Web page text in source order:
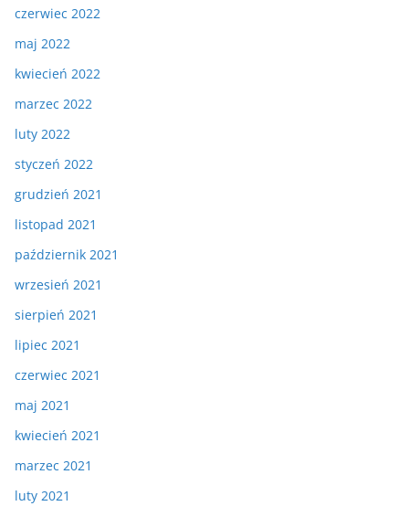
czerwiec 2022
maj 2022
kwiecień 2022
marzec 2022
luty 2022
styczeń 2022
grudzień 2021
listopad 2021
październik 2021
wrzesień 2021
sierpień 2021
lipiec 2021
czerwiec 2021
maj 2021
kwiecień 2021
marzec 2021
luty 2021